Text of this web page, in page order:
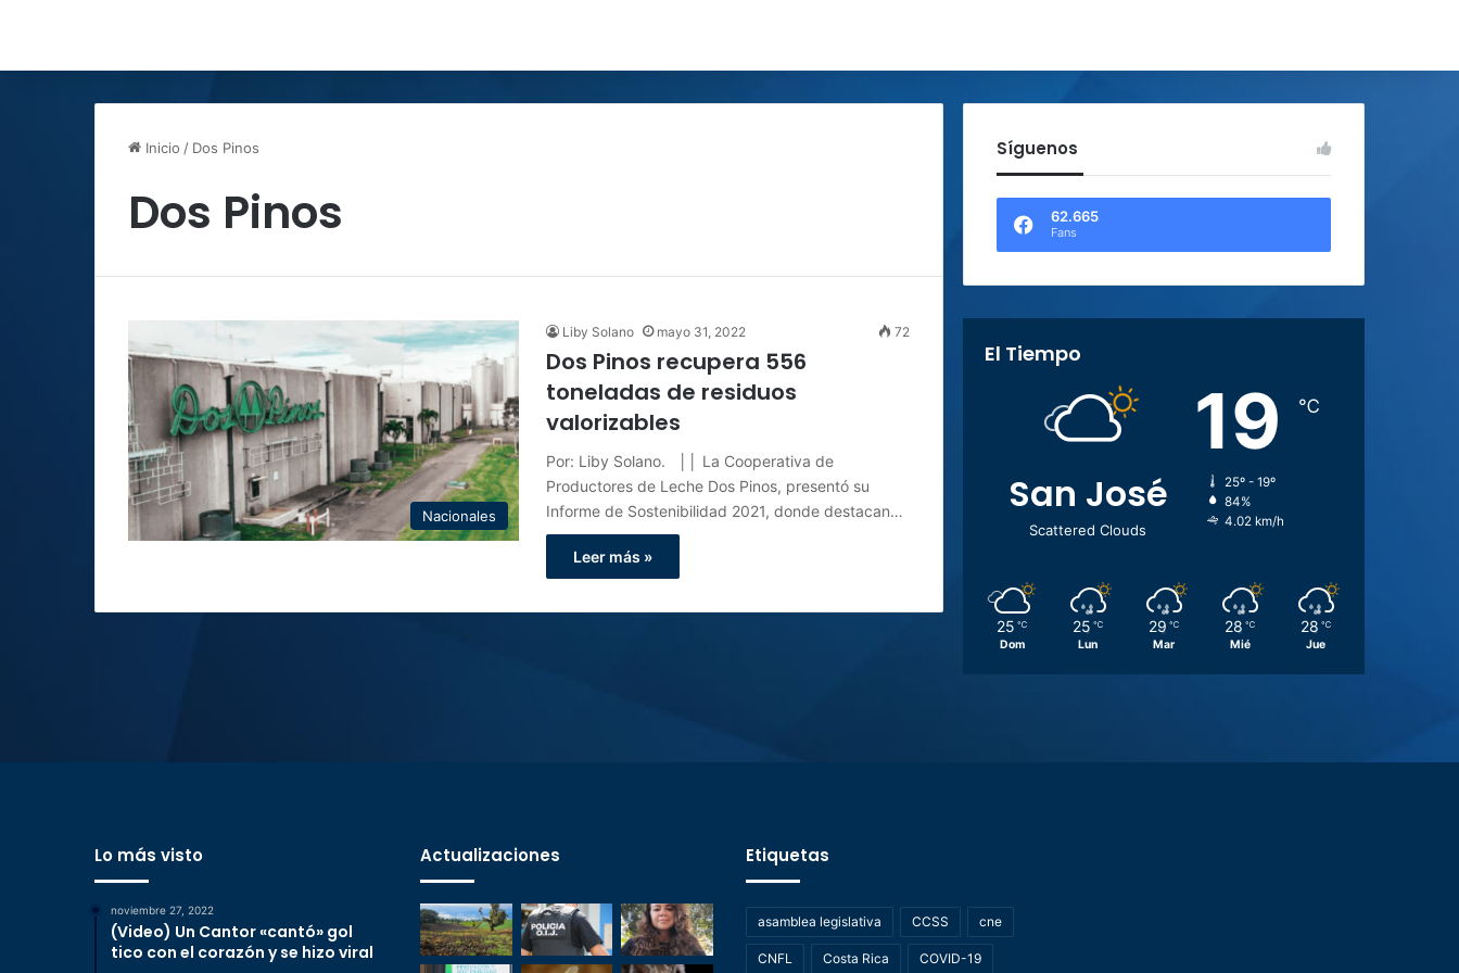
Inicio / Dos Pinos
Dos Pinos
Nacionales
Liby Solano mayo 31, 2022 72
Dos Pinos recupera 556
toneladas de residuos
valorizables
Por: Liby Solano. ││ La Cooperativa de
Productores de Leche Dos Pinos, presentó su
Informe de Sostenibilidad 2021, donde destacan…
Leer más »
Síguenos
62.665
Fans
El Tiempo
San José
Scattered Clouds
19 ℃
25º - 19º
84%
4.02 km/h
25 ℃
Dom
25 ℃
Lun
29 ℃
Mar
28 ℃
Mié
28 ℃
Jue
Lo más visto
noviembre 27, 2022
(Video) Un Cantor «cantó» gol
tico con el corazón y se hizo viral
Actualizaciones Etiquetas
asamblea legislativa CCSS cne
CNFL Costa Rica COVID-19